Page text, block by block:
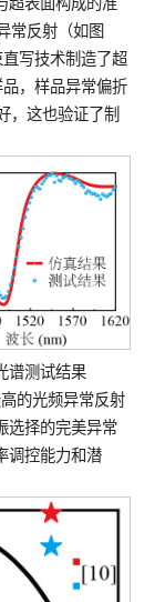
常反射（如图
写技术制造了超
，样品异常偏折
，这也验证了制
谱测试结果
的光频异常反射
选择的完美异常
调控能力和潜